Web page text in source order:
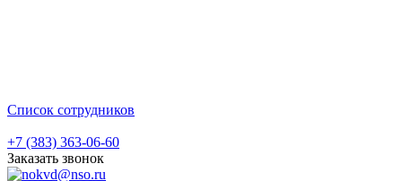
Список сотрудников
+7 (383) 363-06-60
Заказать звонок